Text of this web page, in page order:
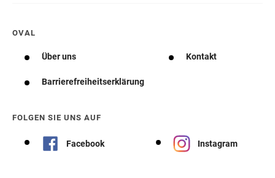
OVAL
Über uns Kontakt
Barrierefreiheitserklärung
FOLGEN SIE UNS AUF
Facebook Instagram